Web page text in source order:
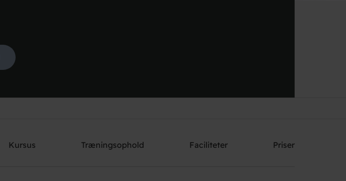
Kursus Træningsophold Faciliteter Priser